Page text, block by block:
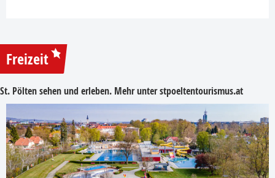
Freizeit
St. Pölten sehen und erleben. Mehr unterstpoeltentourismus.at